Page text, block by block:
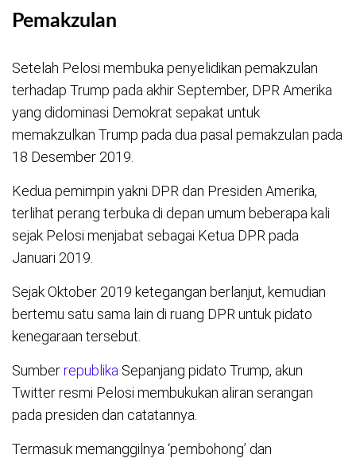
Pemakzulan
Setelah Pelosi membuka penyelidikan pemakzulan
terhadap Trump pada akhir September, DPR Amerika
yang didominasi Demokrat sepakat untuk
memakzulkan Trump pada dua pasal pemakzulan pada
18 Desember 2019.
Kedua pemimpin yakni DPR dan Presiden Amerika,
terlihat perang terbuka di depan umum beberapa kali
sejak Pelosi menjabat sebagai Ketua DPR pada
Januari 2019.
Sejak Oktober 2019 ketegangan berlanjut, kemudian
bertemu satu sama lain di ruang DPR untuk pidato
kenegaraan tersebut.
Sumberrepublika Sepanjang pidato Trump, akun
Twitter resmi Pelosi membukukan aliran serangan
pada presiden dan catatannya.
Termasuk memanggilnya ‘pembohong’ dan